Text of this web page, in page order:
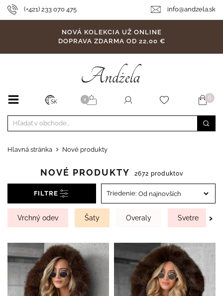
(+421) 233 070 475 info@andzela.sk
NOVÁ KOLEKCIA UŽ ONLINE
DOPRAVA ZDARMA OD 22,00 €
SK X 0
Hlavná stránka Nové produkty
NOVÉ PRODUKTY 2672 produktov
FILTRE Triedenie:
Vrchný odev Šaty Overaly Svetre ›